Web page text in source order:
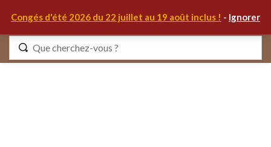
Congés d'été 2026 du 22 juillet au 19 août inclus ! - Ignorer
Identifiez-vous